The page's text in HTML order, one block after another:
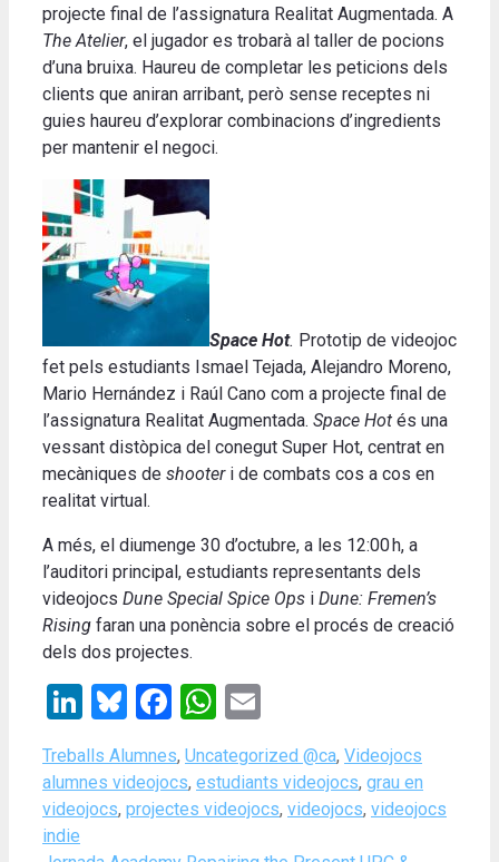
projecte final de l’assignatura Realitat Augmentada. A
The Atelier, el jugador es trobarà al taller de pocions
d’una bruixa. Haureu de completar les peticions dels
clients que aniran arribant, però sense receptes ni
guies haureu d’explorar combinacions d’ingredients
per mantenir el negoci.
Space Hot. Prototip de videojoc
fet pels estudiants Ismael Tejada, Alejandro Moreno,
Mario Hernández i Raúl Cano com a projecte final de
l’assignatura Realitat Augmentada. Space Hot és una
vessant distòpica del conegut Super Hot, centrat en
mecàniques de shooteri de combats cos a cos en
realitat virtual .
A més, el diumenge 30 d’octubre, a les 12:00 h, a
l’auditori principal, estudiants representants dels
videojocs Dune Special Spice Ops i Dune: Fremen’s
Rising faran una ponència sobre el procés de creació
dels dos projectes.
LinkedIn
Bluesky
Facebook
WhatsApp
Categories
Treballs Alumnes, Uncategorized @ca, Videojocs
alumnes videojocs, estudiants videojocs, grau en
videojocs, projectes videojocs, videojocs, videojocs
indie